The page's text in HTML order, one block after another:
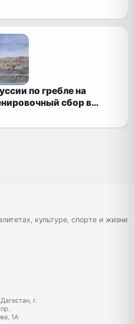
по гребле на
сбор в
культуре, спорте и жизни
г.
1А